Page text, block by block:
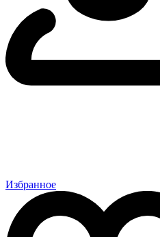
Избранное